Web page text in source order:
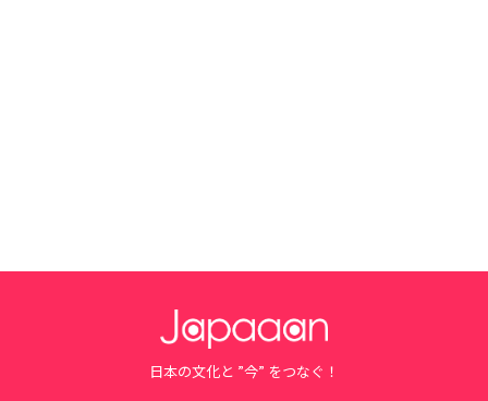
日本の文化と ”今” をつなぐ！